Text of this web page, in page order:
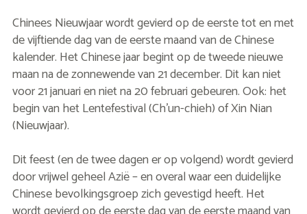
Chinees Nieuwjaar wordt gevierd op de eerste tot en met
de vijftiende dag van de eerste maand van de Chinese
kalender. Het Chinese jaar begint op de tweede nieuwe
maan na de zonnewende van 21 december. Dit kan niet
voor 21 januari en niet na 20 februari gebeuren. Ook: het
begin van het Lentefestival (Ch’un-chieh) of Xin Nian
(Nieuwjaar).
Dit feest (en de twee dagen er op volgend) wordt gevierd
door vrijwel geheel Azië – en overal waar een duidelijke
Chinese bevolkingsgroep zich gevestigd heeft. Het